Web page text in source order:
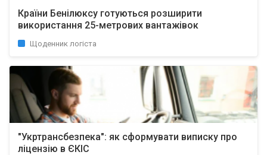
Країни Бенілюксу готуються розширити
використання 25-метрових вантажівок
Щоденник логіста
"Укртрансбезпека": як сформувати виписку про
ліцензію в ЄКІС